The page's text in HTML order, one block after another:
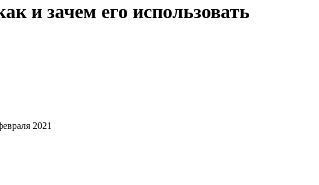
и зачем его использовать
2021